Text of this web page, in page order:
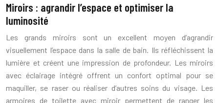
Miroirs : agrandir l’espace et optimiser la
luminosité
Les grands miroirs sont un excellent moyen d’agrandir
visuellement l’espace dans la salle de bain. Ils réfléchissent la
lumière et créent une impression de profondeur. Les miroirs
avec éclairage intégré offrent un confort optimal pour se
maquiller, se raser ou réaliser d’autres soins du visage. Les
armoires de toilette avec miroir permettent de ranger les